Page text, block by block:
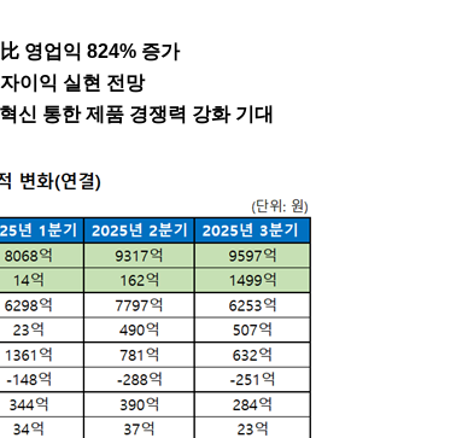
比 영업익 824% 증가
이익 실현 전망
신 통한 제품 경쟁력 강화 기대